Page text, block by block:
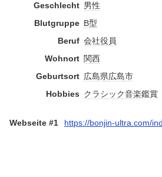
Geschlecht 男性
Blutgruppe B型
Beruf 会社役員
Wohnort 関西
Geburtsort 広島県広島市
Hobbies クラシック音楽鑑賞
Webseite #1 https://bonjin-ultra.com/